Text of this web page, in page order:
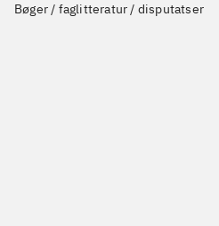
Bøger / faglitteratur / disputatser